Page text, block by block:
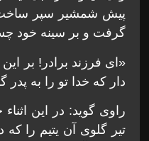
پيش شمشير سپر ساخت
گرفت و بر سينه خود
«ای فرزند برادر! بر
دار كه خدا تو را به
راوی گويد: در اين
تير گلوی آن يتيم را